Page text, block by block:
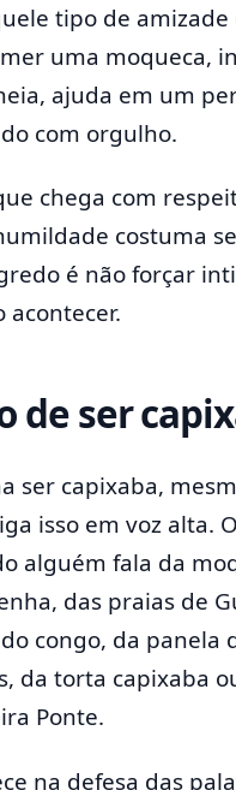
tipo de amizade
uma moqueca,
ajuda em um
com orgulho.
chega com
costuma
é não forçar
acontecer.
de ser
ser capixaba,
isso em voz alta.
alguém fala da
das praias de
congo, da panela
da torta capixaba
Ponte.
na defesa das